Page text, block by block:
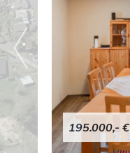
195.000,- €